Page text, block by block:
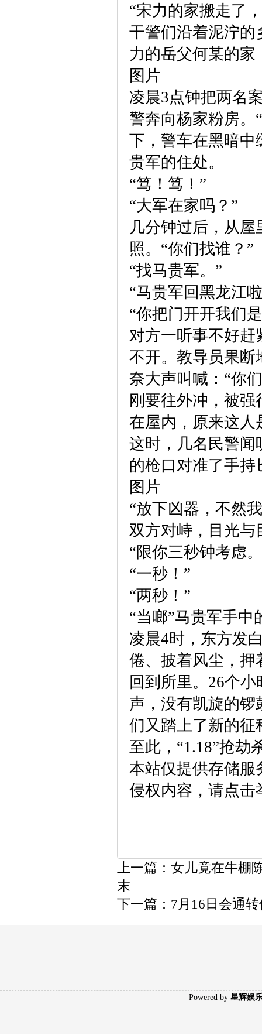
“宋力的家搬走了
干警们沿着泥泞的
力的岳父何某的
图片
凌晨3点钟把两名
警奔向杨家粉房。
下，警车在黑暗中
贵军的住处。
“笃！笃！”
“大军在家吗？”
几分钟过后，从
照。“你们找谁？”
“找马贵军。”
“马贵军回黑龙江
“你把门开开我们
对方一听事不好赶
不开。教导员果断
奈大声叫喊：“你
刚要往外冲，被
在屋内，原来这人
这时，几名民警闻
的枪口对准了手
图片
“放下凶器，不然
双方对峙，目光与
“限你三秒钟考虑
“一秒！”
“两秒！”
“当啷”马贵军手中
凌晨4时，东方发
倦、披着风尘，押
回到所里。26个
声，没有凯旋的
们又踏上了新的征
至此，“1.18”抢劫
本站仅提供存储服
侵权内容，请点击
上一篇： 女儿竟在牛棚
末
下一篇： 7月16日会通
Poweredby 星辉娱